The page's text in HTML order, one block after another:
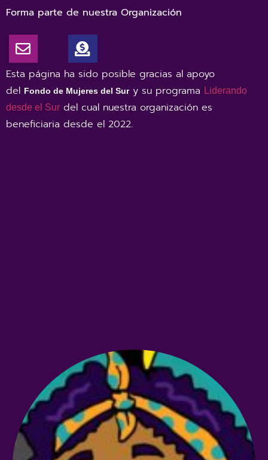
Forma parte de nuestra Organización
Esta página ha sido posible gracias al apoyo
del Fondo de Mujeres del Sur y su programa Liderando
desde el Sur del cual nuestra organización es
beneficiaria desde el 2022.